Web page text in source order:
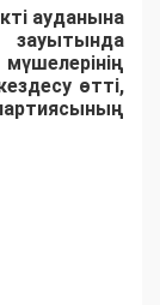
ауданына
өтті,